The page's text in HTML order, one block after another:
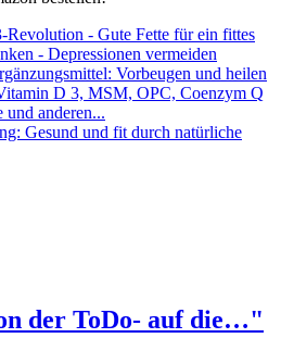
- Gute Fette für ein fittes
- Depressionen vermeiden
Vorbeugen und heilen
D 3, MSM, OPC, Coenzym Q
anderen...
Gesund und fit durch natürliche
der ToDo- auf die…"